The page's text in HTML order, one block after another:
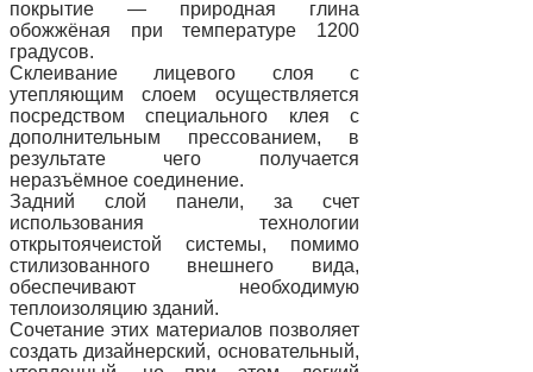
покрытие — природная глина
обожжёная при температуре 1200
градусов.
Склеивание лицевого слоя с
утепляющим слоем осуществляется
посредством специального клея с
дополнительным прессованием, в
результате чего получается
неразъёмное соединение.
Задний слой панели, за счет
использования технологии
открытоячеистой системы, помимо
стилизованного внешнего вида,
обеспечивают необходимую
теплоизоляцию зданий.
Сочетание этих материалов позволяет
создать дизайнерский, основательный,